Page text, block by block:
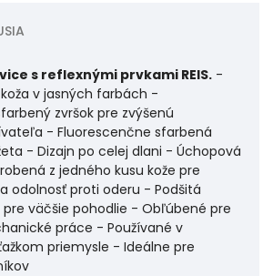
s reflexnými prvkami REIS. -
v jasných farbách -
zvršok pre zvýšenú
- Fluorescenčne sfarbená
- Dizajn po celej dlani - Úchopová
z jedného kusu kože pre
odolnosť proti oderu - Podšitá
väčšie pohodlie - Obľúbené pre
práce - Používané v
priemysle - Ideálne pre